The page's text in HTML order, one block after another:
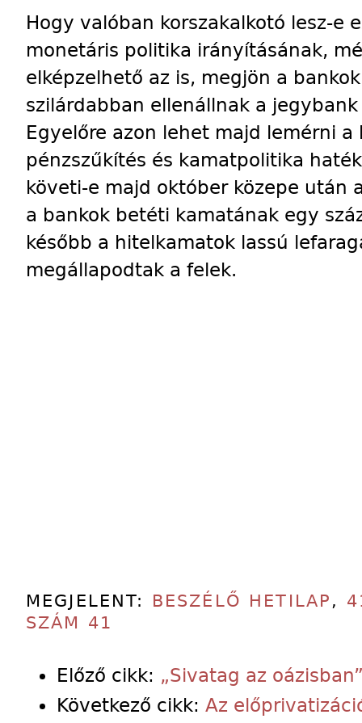
Hogy valóban korszakalkotó lesz-e
monetáris politika irányításának,
elképzelhető az is, megjön a
szilárdabban ellenállnak a
Egyelőre azon lehet majd lemérni
pénzszűkítés és kamatpolitika
követi-e majd október közepe után
a bankok betéti kamatának egy
később a hitelkamatok lassú
megállapodtak a felek.
MEGJELENT: BESZÉLŐ HETILAP ,
SZÁM 41
Előző cikk: „Sivatag az
Következő cikk: Az